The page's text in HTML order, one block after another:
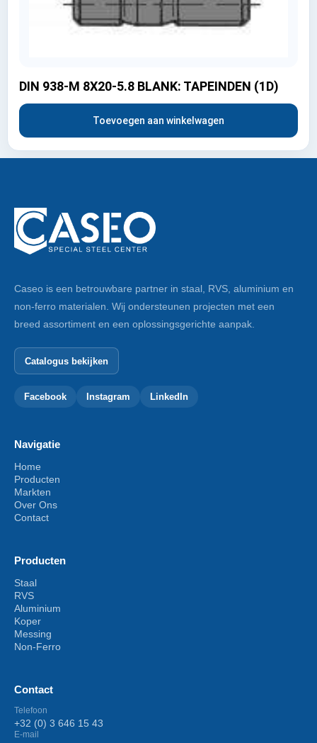
DIN 938-M 8X20-5.8 BLANK: TAPEINDEN (1D)
Toevoegen aan winkelwagen
Caseo is een betrouwbare partner in staal, RVS, aluminium en
non-ferro materialen. Wij ondersteunen projecten met een
breed assortiment en een oplossingsgerichte aanpak.
Catalogus bekijken
Facebook Instagram LinkedIn
Navigatie
Home
Producten
Markten
Over Ons
Contact
Producten
Staal
RVS
Aluminium
Koper
Messing
Non-Ferro
Contact
Telefoon
+32 (0) 3 646 15 43
E-mail